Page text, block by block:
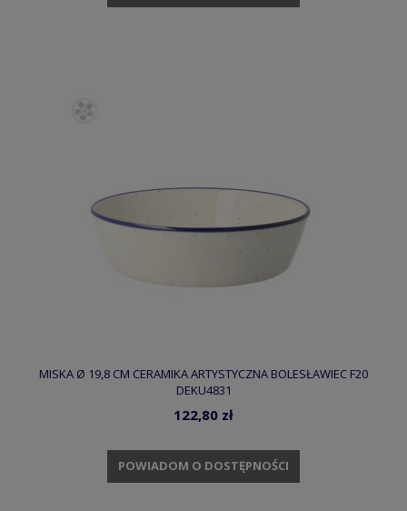
MISKA Ø 19,8 CM CERAMIKA ARTYSTYCZNA BOLESŁAWIEC F20
DEKU4831
122,80 zł
POWIADOM O DOSTĘPNOŚCI